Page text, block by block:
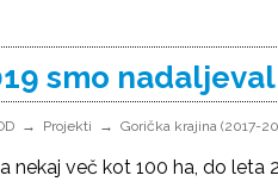
smo
Projekti Gorička krajina (2017-
nekaj več kot 100 ha, do